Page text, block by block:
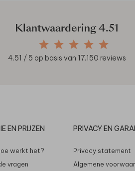
Klantwaardering4.51
4.51 / 5 op basis van 17.150 reviews
EN PRIJZEN
werkt het?
vragen
PRIVACY EN
Privacy statement
Algemene